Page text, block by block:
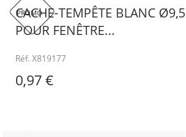
PROMO !
CACHE-TEMPÊTE BLANC Ø9,5
POUR FENÊTRE...
Réf. X819177
0,97 €